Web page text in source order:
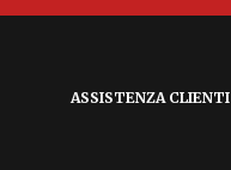
ASSISTENZA CLIENTI